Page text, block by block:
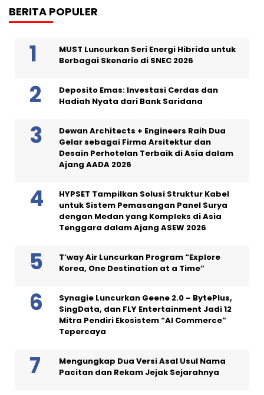
BERITA POPULER
MUST Luncurkan Seri Energi Hibrida untuk
Berbagai Skenario di SNEC 2026
Deposito Emas: Investasi Cerdas dan
Hadiah Nyata dari Bank Saridana
Dewan Architects + Engineers Raih Dua
Gelar sebagai Firma Arsitektur dan
Desain Perhotelan Terbaik di Asia dalam
Ajang AADA 2026
HYPSET Tampilkan Solusi Struktur Kabel
untuk Sistem Pemasangan Panel Surya
dengan Medan yang Kompleks di Asia
Tenggara dalam Ajang ASEW 2026
T’way Air Luncurkan Program “Explore
Korea, One Destination at a Time”
Synagie Luncurkan Geene 2.0 – BytePlus,
SingData, dan FLY Entertainment Jadi 12
Mitra Pendiri Ekosistem “AI Commerce”
Tepercaya
Mengungkap Dua Versi Asal Usul Nama
Pacitan dan Rekam Jejak Sejarahnya